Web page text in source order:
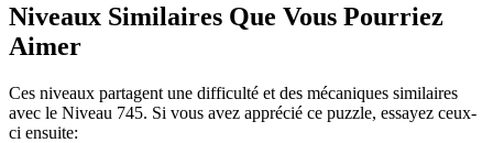
Niveaux Similaires Que Vous Pourriez
Aimer
Ces niveaux partagent une difficulté et des mécaniques similaires
avec le Niveau 745. Si vous avez apprécié ce puzzle, essayez ceux-
ci ensuite: